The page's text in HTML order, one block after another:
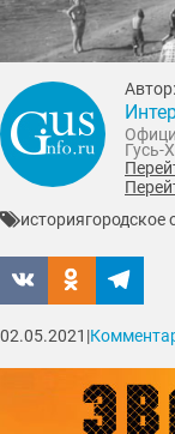
Автор:
Гусь-
историягородское
02.05.2021 |